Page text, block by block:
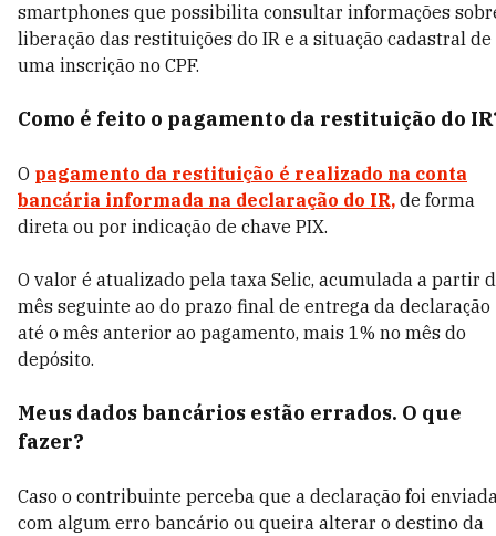
smartphones que possibilita consultar informações
liberação das restituições do IR e a situação cadastral de
uma inscrição no CPF.
Como é feito o pagamento da restituição do
O pagamento da restituição é realizado na conta
bancária informada na declaração do IR, de forma
direta ou por indicação de chave PIX.
O valor é atualizado pela taxa Selic, acumulada a partir
mês seguinte ao do prazo final de entrega da declaração
até o mês anterior ao pagamento, mais 1% no mês do
depósito.
Meus dados bancários estão errados. O que
fazer?
Caso o contribuinte perceba que a declaração foi
com algum erro bancário ou queira alterar o destino da